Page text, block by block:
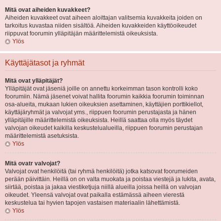
Mitä ovat aiheiden kuvakkeet?
Aiheiden kuvakkeet ovat aiheen aloittajan valitsemia kuvakkeita joiden on
tarkoitus kuvastaa niiden sisältöä. Aiheiden kuvakkeiden käyttöoikeudet
riippuvat foorumin ylläpitäjän määrittelemistä oikeuksista.
Ylös
Käyttäjätasot ja ryhmät
Mitä ovat ylläpitäjät?
Ylläpitäjät ovat jäseniä joille on annettu korkeimman tason kontrolli koko
foorumiin. Nämä jäsenet voivat hallita foorumin kaikkia foorumin toiminnan
osa-alueita, mukaan lukien oikeuksien asettaminen, käyttäjien porttikiellot,
käyttäjäryhmät ja valvojat yms., riippuen foorumin perustajasta ja hänen
ylläpitäjille määrittelemistä oikeuksista. Heillä saattaa olla myös täydet
valvojan oikeudet kaikilla keskustelualueilla, riippuen foorumin perustajan
määrittelemistä asetuksista.
Ylös
Mitä ovatr valvojat?
Valvojat ovat henkilöitä (tai ryhmä henkilöitä) jotka katsovat foorumeiden
perään päivittäin. Heillä on on valta muokata ja poistaa viestejä ja lukita, avata,
siirtää, poistaa ja jakaa viestiketjuja niillä alueilla joissa heillä on valvojan
oikeudet. Yleensä valvojat ovat paikalla estämässä aiheen vierestä
keskustelua tai hyvien tapojen vastaisen materiaalin lähettämistä.
Ylös